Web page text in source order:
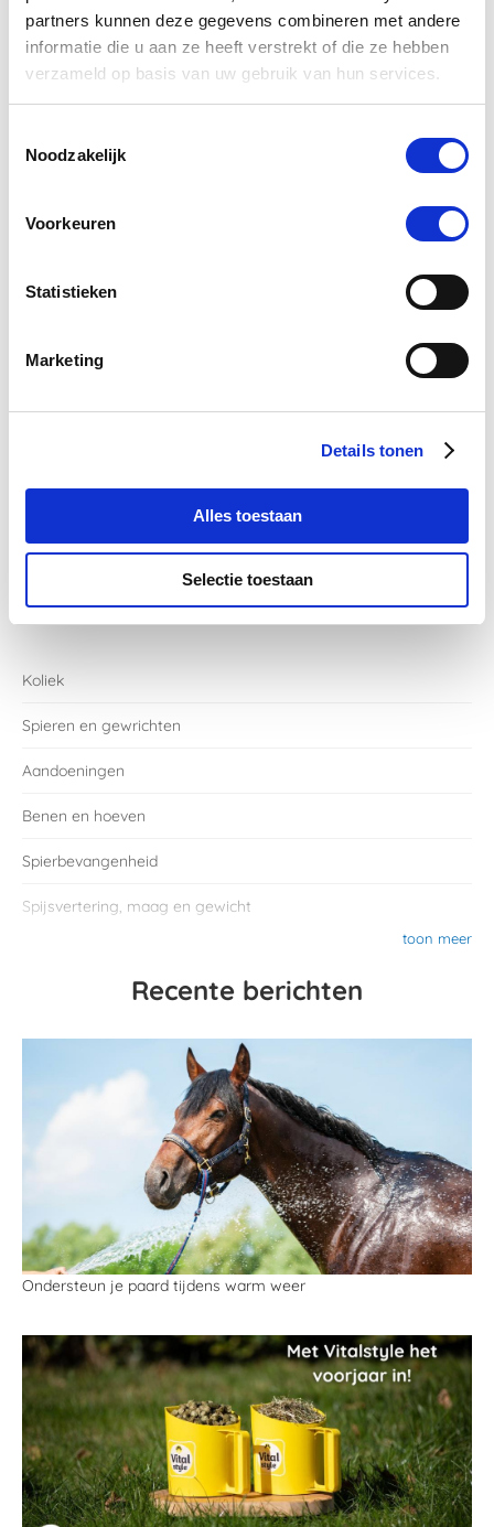
partners kunnen deze gegevens combineren met andere
informatie die u aan ze heeft verstrekt of die ze hebben
verzameld op basis van uw gebruik van hun services.
Noodzakelijk
Voorkeuren
Statistieken
Marketing
Details tonen
Alles toestaan
Selectie toestaan
Help, mijn paard heeft brokkelhoeven
Hoeven bekappen? Natuurlijk! Maar waarom en hoe dan?
Categorieën
Koliek
Spieren en gewrichten
Aandoeningen
Benen en hoeven
Spierbevangenheid
Spijsvertering, maag en gewicht
toon meer
Recente berichten
Ondersteun je paard tijdens warm weer